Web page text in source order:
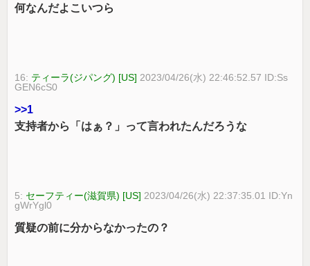
何なんだよこいつら
16: ティーラ(ジパング) [US] 2023/04/26(水) 22:46:52.57 ID:Ss
GEN6cS0
>>1
支持者から「はぁ？」って言われたんだろうな
5: セーフティー(滋賀県) [US] 2023/04/26(水) 22:37:35.01 ID:Yn
gWrYgl0
質疑の前に分からなかったの？